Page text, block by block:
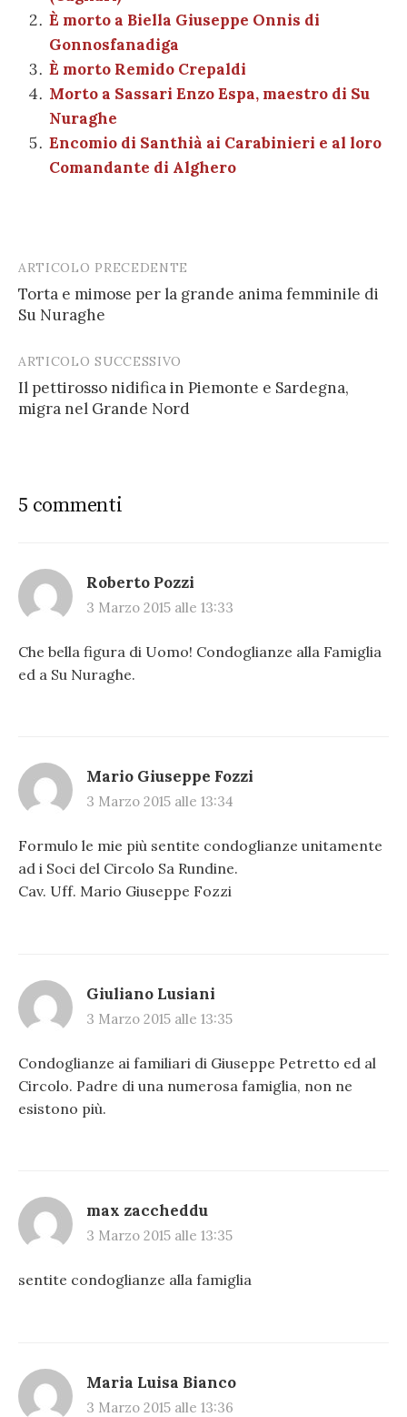
o
k
p
vi
di
È morto a Biella Giuseppe Onnis di
Gonnosfanadiga
È morto Remido Crepaldi
Morto a Sassari Enzo Espa, maestro di Su
Nuraghe
Encomio di Santhià ai Carabinieri e al loro
Comandante di Alghero
Post
navigation
ARTICOLO PRECEDENTE
Torta e mimose per la grande anima femminile di
Su Nuraghe
ARTICOLO SUCCESSIVO
Il pettirosso nidifica in Piemonte e Sardegna,
migra nel Grande Nord
5 commenti
Roberto Pozzi
3 Marzo 2015 alle 13:33
Che bella figura di Uomo! Condoglianze alla Famiglia
ed a Su Nuraghe.
Mario Giuseppe Fozzi
3 Marzo 2015 alle 13:34
Formulo le mie più sentite condoglianze unitamente
ad i Soci del Circolo Sa Rundine.
Cav. Uff. Mario Giuseppe Fozzi
Giuliano Lusiani
3 Marzo 2015 alle 13:35
Condoglianze ai familiari di Giuseppe Petretto ed al
Circolo. Padre di una numerosa famiglia, non ne
esistono più.
max zaccheddu
3 Marzo 2015 alle 13:35
sentite condoglianze alla famiglia
Maria Luisa Bianco
3 Marzo 2015 alle 13:36